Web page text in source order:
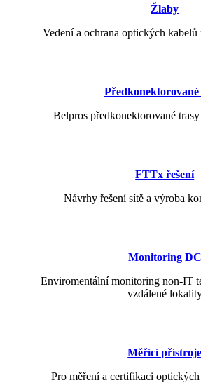
Žlaby
Vedení a ochrana optických
Belpros předkonektorované
FTTx řešení
Návrhy řešení sítě a výroba
Monitoring DC
Enviromentální monitoring non-IT
vzdálené
Měřící přístroje
Pro měření a certifikaci